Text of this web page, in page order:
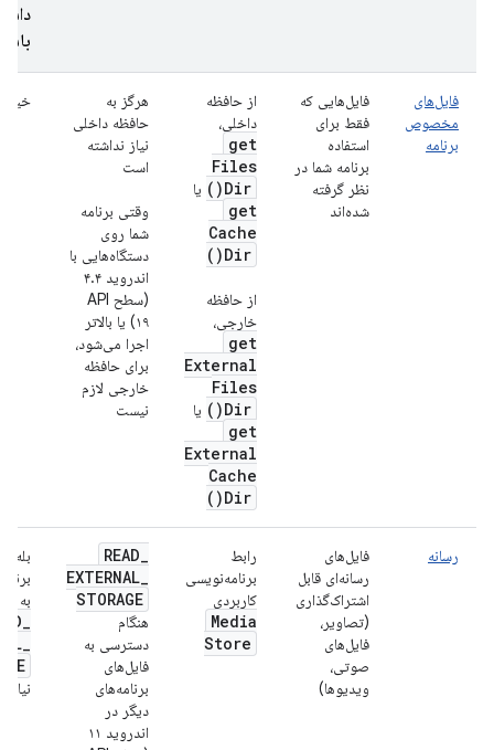
فایل‌های
مخصوص
برنامه
فایل‌هایی که
فقط برای
استفاده
برنامه شما در
نظر گرفته
شده‌اند
از حافظه
داخلی،
get
Files
Dir(
) یا
get
Cache
Dir(
)
از حافظه
خارجی،
get
External
Files
Dir(
) یا
get
External
Cache
Dir(
)
هرگز به
حافظه داخلی
نیاز نداشته
است
وقتی برنامه
شما روی
دستگاه‌هایی با
اندروید ۴.۴
(سطح API
۱۹) یا بالاتر
اجرا می‌شود،
برای حافظه
خارجی لازم
نیست
خیر
رسانه
فایل‌های
رسانه‌ای قابل
اشتراک‌گذاری
(تصاویر،
فایل‌های
صوتی،
ویدیوها)
رابط
برنامه‌نویسی
کاربردی
Media
Store
READ_
EXTERNAL_
STORAGE
هنگام
دسترسی به
فایل‌های
برنامه‌های
دیگر در
اندروید ۱۱
بله،
به
_
_
نیاز